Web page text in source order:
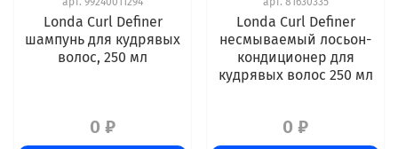
Londa Curl Definer
шампунь для кудрявых
волос, 250 мл
0 ₽
Londa Curl Definer
несмываемый лосьон-
кондиционер для
кудрявых волос 250 мл
0 ₽